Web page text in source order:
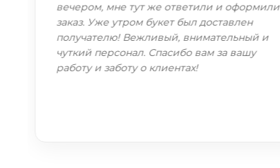
вечером, мне тут же ответили и оформили
заказ. Уже утром букет был доставлен
получателю! Вежливый, внимательный и
чуткий персонал. Спасибо вам за вашу
работу и заботу о клиентах!